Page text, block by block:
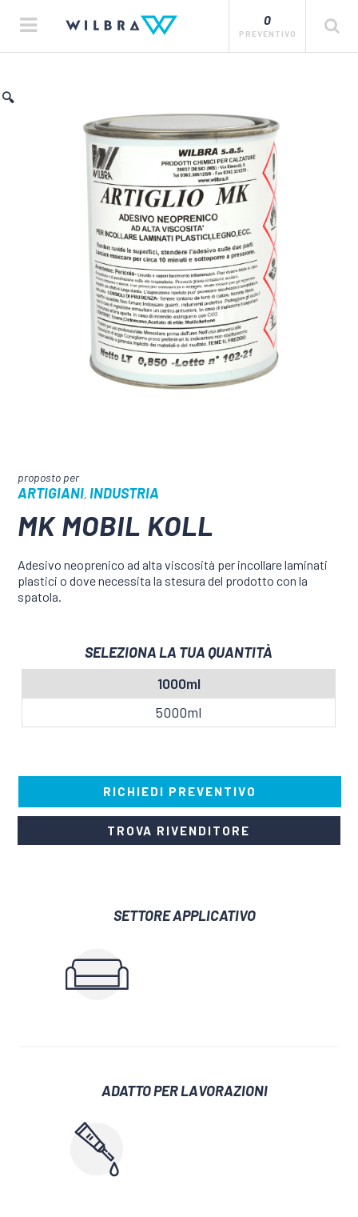
0
PREVENTIVO
🔍
ARTIGIANI,INDUSTRIA
MK MOBIL KOLL
Adesivo neoprenico ad alta viscosità per incollare laminati
plastici o dove necessita la stesura del prodotto con la
spatola.
SELEZIONA LA TUA QUANTITÀ
1000ml
5000ml
RICHIEDI PREVENTIVO
TROVA RIVENDITORE
SETTORE APPLICATIVO
ADATTO PER LAVORAZIONI